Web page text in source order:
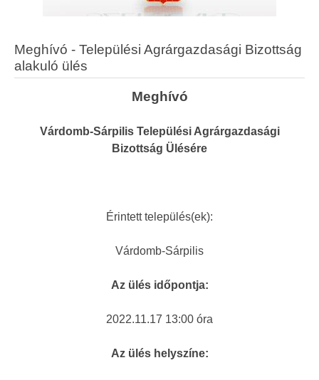
Meghívó - Települési Agrárgazdasági Bizottság
alakuló ülés
Meghívó
Várdomb-Sárpilis Települési Agrárgazdasági
Bizottság Ülésére
Érintett település(ek):
Várdomb-Sárpilis
Az ülés időpontja:
2022.11.17 13:00 óra
Az ülés helyszíne: